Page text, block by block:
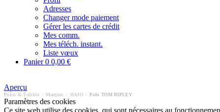
Adresses
Changer mode paiement
Gérer les cartes de crédit
Mes comm.
Mes téléch. instant.
Liste vœux
Panier0 0,00 €
Aperçu
Polos & T-shirts Marques HAJO Polo TOM RIPLEY
Paramètres des cookies
Ce site web utilise des cookies, qui sont nécessaires au